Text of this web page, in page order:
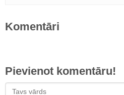
Komentāri
Pievienot komentāru!